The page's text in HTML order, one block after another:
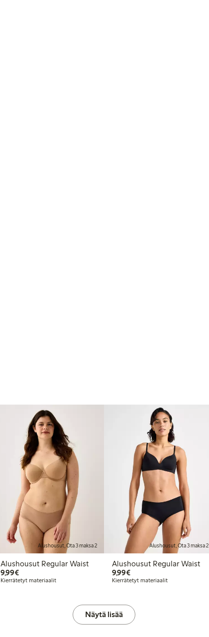
Alushousut, Ota 3 maksa 2
Alushousut Regular Waist
9,99€9,99 €
Kierrätetyt materiaalit
Alushousut, Ota 3 maksa 2
Alushousut Regular Waist
9,99€9,99 €
Kierrätetyt materiaalit
Näytä lisää